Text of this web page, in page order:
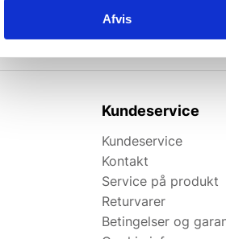
Afvis
Kundeservice
Kundeservice
Kontakt
Service på produkt
Returvarer
Betingelser og